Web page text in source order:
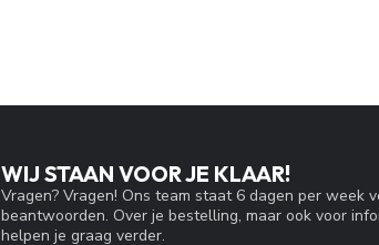
WIJ STAAN VOOR JE KLAAR!
Vragen? Vragen! Ons team staat 6 dagen per week
beantwoorden. Over je bestelling, maar ook voor
helpen je graag verder.